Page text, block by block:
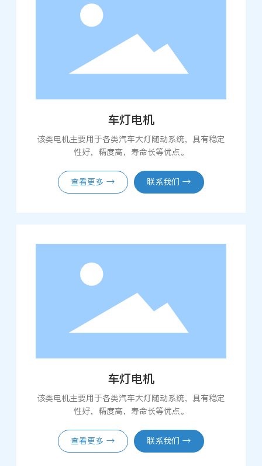
车灯电机
该类电机主要用于各类汽车大灯随动系统，具有稳定
性好，精度高，寿命长等优点。
查看更多 → 联系我们 →
车灯电机
该类电机主要用于各类汽车大灯随动系统，具有稳定
性好，精度高，寿命长等优点。
查看更多 → 联系我们 →